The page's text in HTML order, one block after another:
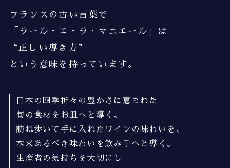
フランスの古い言葉で
「ラール・エ・ラ・マニエール」は
“正しい導き方”
という意味を持っています。
日本の四季折々の豊かさに恵まれた
旬の食材をお皿へと導く。
訪ね歩いて手に入れたワインの味わいを、
本来あるべき味わいを飲み手へと導く。
生産者の気持ちを大切にし